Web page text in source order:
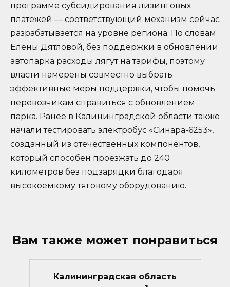
программе субсидирования лизинговых
платежей — соответствующий механизм сейчас
разрабатывается на уровне региона. По словам
Елены Дятловой, без поддержки в обновлении
автопарка расходы лягут на тарифы, поэтому
власти намерены совместно выбрать
эффективные меры поддержки, чтобы помочь
перевозчикам справиться с обновлением
парка. Ранее в Калининградской области также
начали тестировать электробус «Синара-6253»,
созданный из отечественных компонентов,
который способен проезжать до 240
километров без подзарядки благодаря
высокоемкому тяговому оборудованию.
Вам также может понравиться
Калининградская область